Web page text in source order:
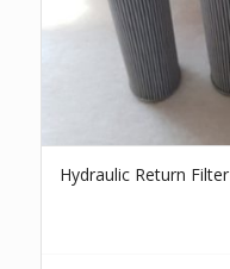
Hydraulic Return Filter